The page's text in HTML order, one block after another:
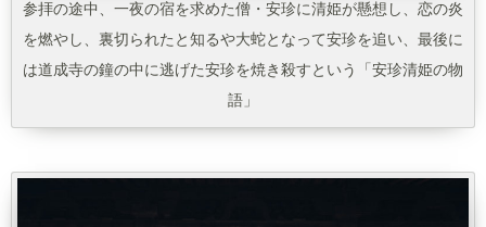
参拝の途中、一夜の宿を求めた僧・安珍に清姫が懸想し、恋の炎
を燃やし、裏切られたと知るや大蛇となって安珍を追い、最後に
は道成寺の鐘の中に逃げた安珍を焼き殺すという「安珍清姫の物
語」